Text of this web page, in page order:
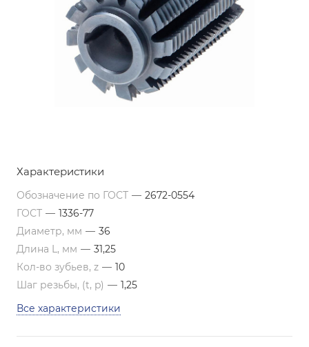
Характеристики
Обозначение по ГОСТ — 2672-0554
ГОСТ — 1336-77
Диаметр, мм — 36
Длина L, мм — 31,25
Кол-во зубьев, z — 10
Шаг резьбы, (t, p) — 1,25
Все характеристики